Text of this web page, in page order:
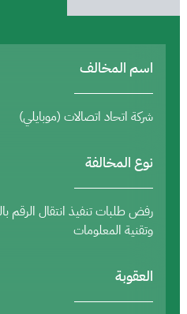
اسم المخالف
شركة اتحاد اتصالات (موبايلي)
نوع المخالفة
رفض طلبات تنفيذ انتقال الرقم
وتقنية المعلومات
العقوبة